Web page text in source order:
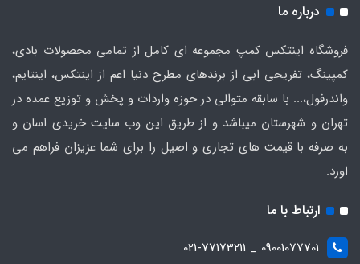
درباره ما
فروشگاه اینتکس کمپ مجموعه ای کامل از تمامی محصولات بادی،
کمپینگ، تفریحی ابی از برندهای مطرح دنیا اعم از اینتکس، اینتایم،
واندرفول،... با سابقه متوالی در حوزه واردات و پخش و توزیع عمده در
تهران و شهرستان میباشد و از طریق این وب سایت خریدی اسان و
به صرفه با قیمت های تجاری و اصیل را برای شما عزیزان فراهم می
اورد.
ارتباط با ما
09001077701 _ 021-77173211